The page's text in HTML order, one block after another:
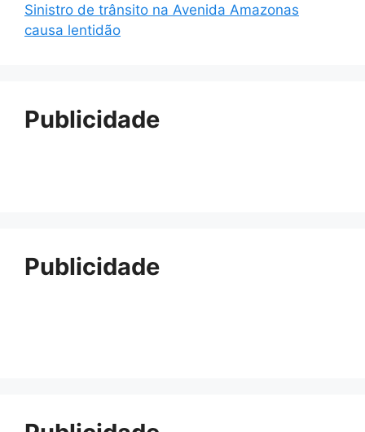
Sinistro de trânsito na Avenida Amazonas
causa lentidão
Publicidade
Publicidade